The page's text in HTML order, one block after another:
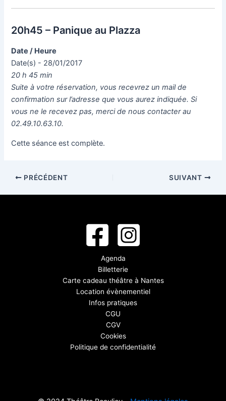
20h45 – Panique au Plazza
Date / Heure
Date(s) - 28/01/2017
20 h 45 min
Suite à votre réservation, vous recevrez un mail de
confirmation sur l’adresse que vous aurez indiquée. Si
vous ne le recevez pas, merci de nous contacter au
02.49.10.63.10.
Cette séance est complète.
PRÉCÉDENT SUIVANT
Agenda
Billetterie
Carte cadeau théâtre à Nantes
Location évènementiel
Infos pratiques
CGU
CGV
Cookies
Politique de confidentialité